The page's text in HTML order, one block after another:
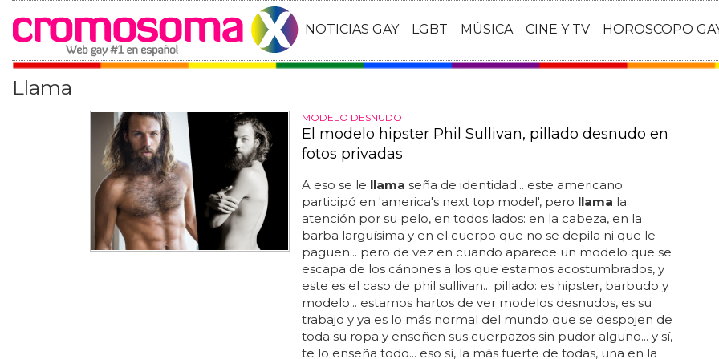
NOTICIAS GAY LGBT MÚSICA CINE Y TV HOROSCOPO
Llama
MODELO DESNUDO
El modelo hipster Phil Sullivan, pillado desnudo en
fotos privadas
A eso se le llama seña de identidad... este americano
participó en 'america's next top model', pero llama la
atención por su pelo, en todos lados: en la cabeza, en la
barba larguísima y en el cuerpo que no se depila ni que le
paguen... pero de vez en cuando aparece un modelo que se
escapa de los cánones a los que estamos acostumbrados, y
este es el caso de phil sullivan... pillado: es hipster, barbudo y
modelo... estamos hartos de ver modelos desnudos, es su
trabajo y ya es lo más normal del mundo que se despojen de
toda su ropa y enseñen sus cuerpazos sin pudor alguno... y sí,
te lo enseña todo... eso sí, la más fuerte de todas, una en la